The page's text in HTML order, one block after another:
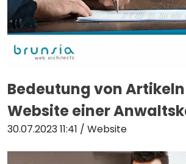
Bedeutung von
Website einer
30.07.2023 11:41 / Website